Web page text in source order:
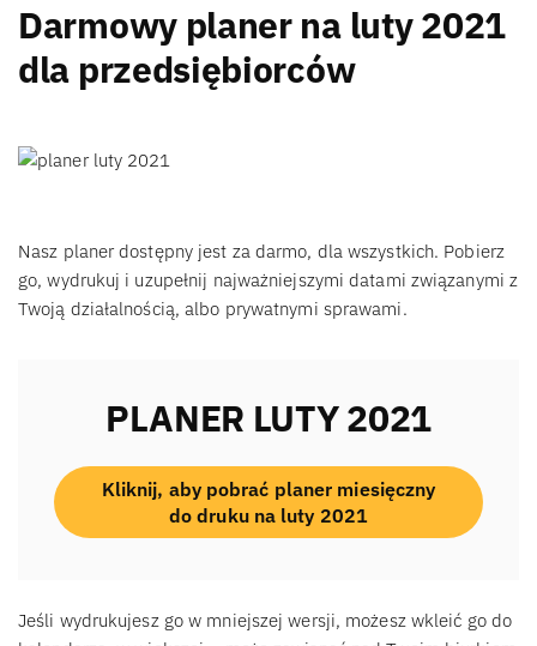
Darmowy planer na luty 2021
dla przedsiębiorców
Nasz planer dostępny jest za darmo, dla wszystkich. Pobierz
go, wydrukuj i uzupełnij najważniejszymi datami związanymi z
Twoją działalnością, albo prywatnymi sprawami.
PLANER LUTY 2021
Kliknij, aby pobrać planer miesięczny
do druku na luty 2021
Jeśli wydrukujesz go w mniejszej wersji, możesz wkleić go do